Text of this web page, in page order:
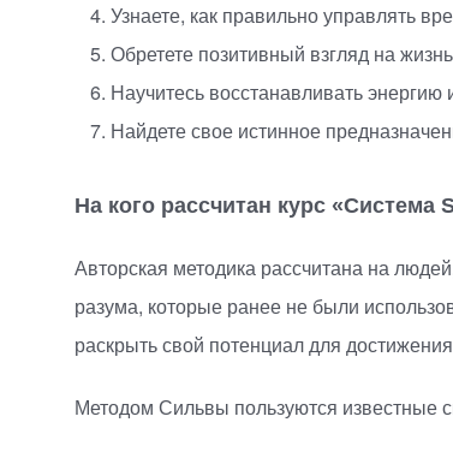
Узнаете, как правильно управлять
Обретете позитивный взгляд на
Научитесь восстанавливать
Найдете свое истинное
На кого рассчитан курс «Система
Авторская методика рассчитана на
разума, которые ранее не были
раскрыть свой потенциал для
Методом Сильвы пользуются известные